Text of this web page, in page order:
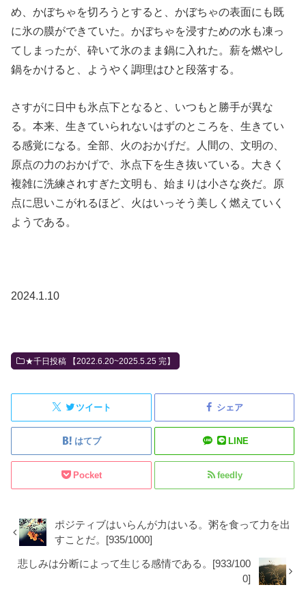
め、かぼちゃを切ろうとすると、かぼちゃの表面にも既
に氷の膜ができていた。かぼちゃを浸すための水も凍っ
てしまったが、砕いて氷のまま鍋に入れた。薪を燃やし
鍋をかけると、ようやく調理はひと段落する。
さすがに日中も氷点下となると、いつもと勝手が異な
る。本来、生きていられないはずのところを、生きてい
る感覚になる。全部、火のおかげだ。人間の、文明の、
原点の力のおかげで、氷点下を生き抜いている。大きく
複雑に洗練されすぎた文明も、始まりは小さな炎だ。原
点に思いこがれるほど、火はいっそう美しく燃えていく
ようである。
2024.1.10
★千日投稿 【2022.6.20~2025.5.25 完】
ツイート シェア
はてブ LINE
Pocket feedly
ポジティブはいらんが力はいる。粥を食って力を出
すことだ。[935/1000]
悲しみは分断によって生じる感情である。[933/100
0]